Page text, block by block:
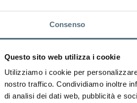
Consenso
Questo sito web utilizza i cookie
Utilizziamo i cookie per
nostro traffico. Condividiamo inoltre
di analisi dei dati web, pubblicità e
CONTATTACI
Ti interessa saperne di più?
presso uno dei nostri centri.